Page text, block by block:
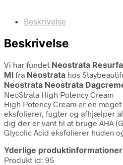
Beskrivelse
Beskrivelse
Vi har fundet Neostrata
Ml fra Neostrata hos
Neostrata Neostrata
NeoStrata High Potency Cream
High Potency Cream er en
eksfolierer, fugter og afhjælper
dig der er vant til at bruge AHA
Glycolic Acid eksfolierer huden
Yderlige
Produkt id: 95